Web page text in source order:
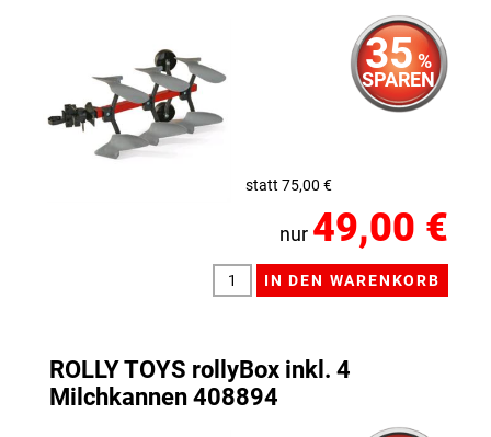
35 %
SPAREN
statt 75,00 €
nur 49,00 €
ROLLY TOYS rollyBox inkl. 4
Milchkannen 408894